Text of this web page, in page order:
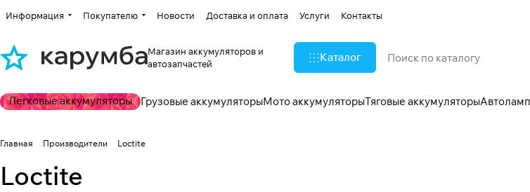
Информация Покупателю Новости Доставка и оплата Услуги Контакты
Магазин аккумуляторов и
автозапчастей
Каталог
Легковые аккумуляторы Грузовые аккумуляторыМото аккумуляторыТяговые аккумуляторы
Главная Производители Loctite
Loctite